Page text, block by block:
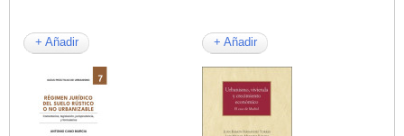
+ Añadir + Añadir